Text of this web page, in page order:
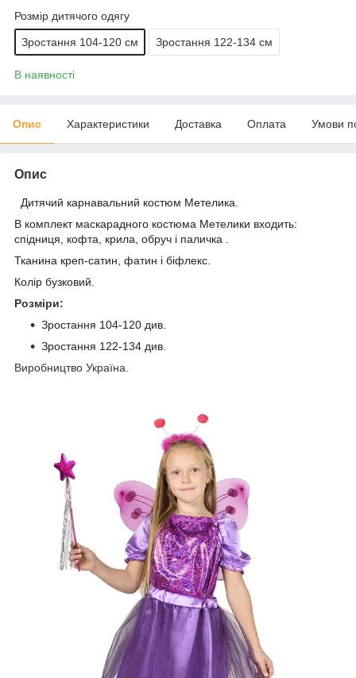
Розмір дитячого одягу
Зростання 104-120 см Зростання 122-134 см
В наявності
Опис Характеристики Доставка Оплата Умови
Опис
Дитячий карнавальний костюм Метелика.
В комплект маскарадного костюма Метелики входить:
спідниця, кофта, крила, обруч і паличка .
Тканина креп-сатин, фатин і біфлекс.
Колір бузковий.
Розміри:
Зростання 104-120 див.
Зростання 122-134 див.
Виробництво Україна.